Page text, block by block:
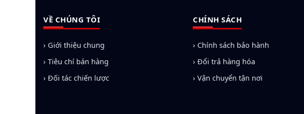
VỀ CHÚNG TÔI
› Giới thiệu chung
› Tiêu chí bán hàng
› Đối tác chiến lược
CHÍNH SÁCH
› Chính sách bảo hành
› Đổi trả hàng hóa
› Vận chuyển tận nơi